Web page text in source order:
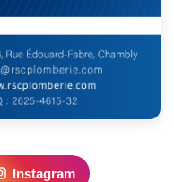
Instagram